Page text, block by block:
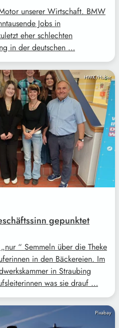
unserer Wirtschaft. BMW
Jobs in
eher schlechten
in der deutschen …
HWK/Huber
gepunktet
“ Semmeln über die Theke
in den Bäckereien. Im
in Straubing
was sie drauf …
Pixabay